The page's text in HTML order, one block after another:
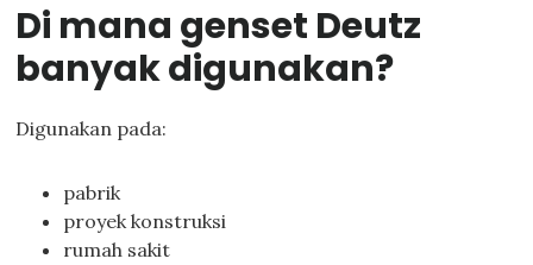
Di mana genset Deutz
banyak digunakan?
Digunakan pada:
pabrik
proyek konstruksi
rumah sakit